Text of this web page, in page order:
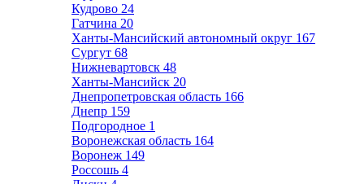
Кудрово 24
Гатчина 20
Ханты-Мансийский автономный округ 167
Сургут 68
Нижневартовск 48
Ханты-Мансийск 20
Днепропетровская область 166
Днепр 159
Подгородное 1
Воронежская область 164
Воронеж 149
Россошь 4